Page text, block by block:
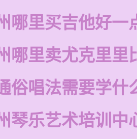
哪里买吉他好一
哪里卖尤克里里
俗唱法需要学什
琴乐艺术培训中